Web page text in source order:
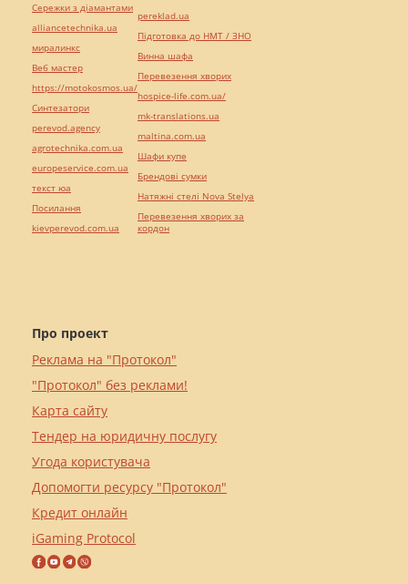
Про проект
Реклама на "Протокол"
"Протокол" без реклами!
Карта сайту
Тендер на юридичну послугу
Угода користувача
Допомогти ресурсу "Протокол"
Кредит онлайн
iGaming Protocol
Сережки з діамантами
alliancetechnika.ua
миралинкс
Веб мастер
https://motokosmos.ua/
Синтезатори
perevod.agency
agrotechnika.com.ua
europeservice.com.ua
текст юа
Посилання
kievperevod.com.ua
pereklad.ua
Підготовка до НМТ / ЗНО
Винна шафа
Перевезення хворих
hospice-life.com.ua/
mk-translations.ua
maltina.com.ua
Шафи купе
Брендові сумки
Натяжні стелі Nova Stelya
Перевезення хворих за
кордон